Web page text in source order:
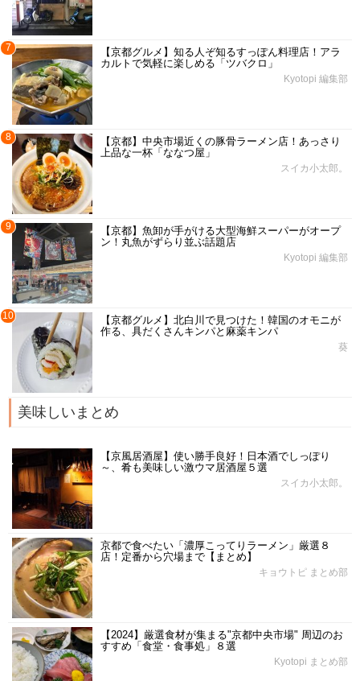
7
【京都グルメ】知る人ぞ知るすっぽん料理店！アラ
カルトで気軽に楽しめる「ツバクロ」
Kyotopi 編集部
8
【京都】中央市場近くの豚骨ラーメン店！あっさり
上品な一杯「ななつ屋」
スイカ小太郎。
9
【京都】魚卸が手がける大型海鮮スーパーがオープ
ン！丸魚がずらり並ぶ話題店
Kyotopi 編集部
10
【京都グルメ】北白川で見つけた！韓国のオモニが
作る、具だくさんキンパと麻薬キンパ
葵
美味しいまとめ
【京風居酒屋】使い勝手良好！日本酒でしっぽり
～、肴も美味しい激ウマ居酒屋５選
スイカ小太郎。
京都で食べたい「濃厚こってりラーメン」厳選８
店！定番から穴場まで【まとめ】
キョウトピ まとめ部
【2024】厳選食材が集まる"京都中央市場" 周辺のお
すすめ「食堂・食事処」８選
Kyotopi まとめ部